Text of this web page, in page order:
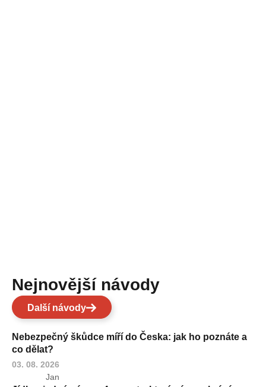
Nejnovější návody
Další návody
Nebezpečný škůdce míří do Česka: jak ho poznáte a
co dělat?
03. 08. 2026
Jan